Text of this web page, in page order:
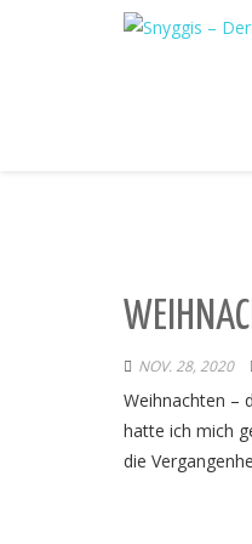
NOV. 28, 2020
Weihnachten –
hatte ich mich
die